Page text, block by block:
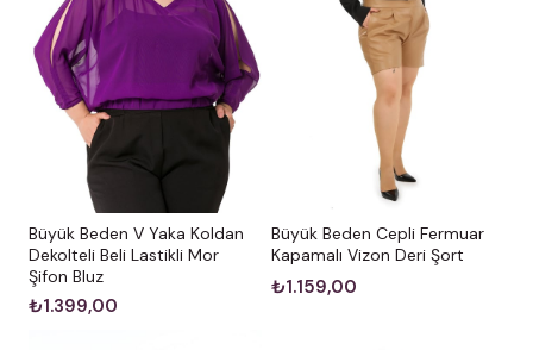
Büyük Beden V Yaka Koldan
Dekolteli Beli Lastikli Mor
Şifon Bluz
₺1.399,00
Büyük Beden Cepli Fermuar
Kapamalı Vizon Deri Şort
₺1.159,00